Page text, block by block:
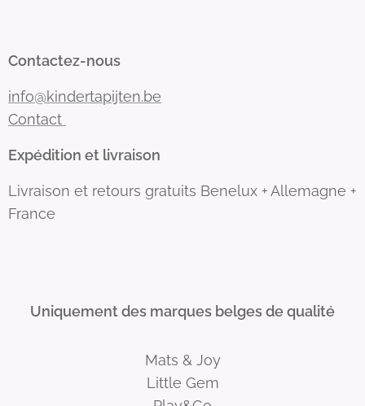
Contactez-nous
info@kindertapijten.be
Contact
Expédition et livraison
Livraison et retours gratuits Benelux + Allemagne +
France
Uniquement des marques belges de qualité
Mats & Joy
Little Gem